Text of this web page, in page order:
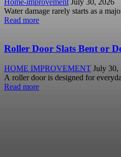
Water damage rarely starts as a
Read more
Roller Door Slats Bent or
HOME IMPROVEMENT July 30,
A roller door is designed for
Read more